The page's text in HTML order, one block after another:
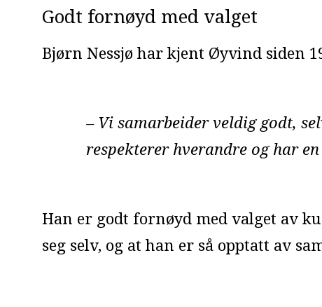
Godt fornøyd med valget
Bjørn Nessjø har kjent Øyvind siden
– Vi samarbeider veldig godt,
respekterer hverandre og har
Han er godt fornøyd med valget av
seg selv, og at han er så opptatt av